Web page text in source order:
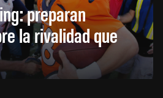
preparan
la rivalidad que